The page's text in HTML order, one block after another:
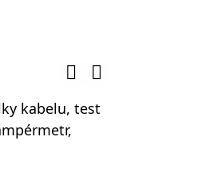
kabelu, test